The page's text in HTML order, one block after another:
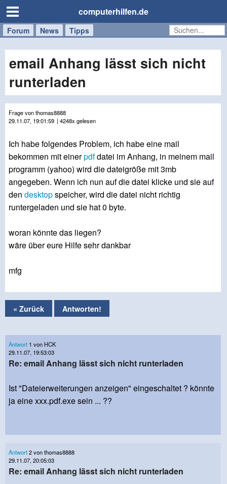
computerhilfen.de
Forum News Tipps
Handy
Tablet
Windows
Mac
email Anhang lässt sich nicht
runterladen
Frage von thomas8888
29.11.07, 19:01:59 | 4248x gelesen
Ich habe folgendes Problem, ich habe eine mail
bekommen mit einerpdfdatei im Anhang, in meinem mail
programm (yahoo) wird die dateigröße mit 3mb
angegeben. Wenn ich nun auf die datei klicke und sie auf
den desktopspeicher, wird die datei nicht richtig
runtergeladen und sie hat 0 byte.
woran könnte das liegen?
wäre über eure Hilfe sehr dankbar
mfg
« Zurück Antworten!
Antwort 1 von HCK
29.11.07, 19:53:03
Re: email Anhang lässt sich nicht runterladen
Ist "Dateierweiterungen anzeigen" eingeschaltet ? könnte
ja eine xxx.pdf.exe sein ... ??
Antwort2 von thomas8888
29.11.07, 20:05:03
Re: email Anhang lässt sich nicht runterladen